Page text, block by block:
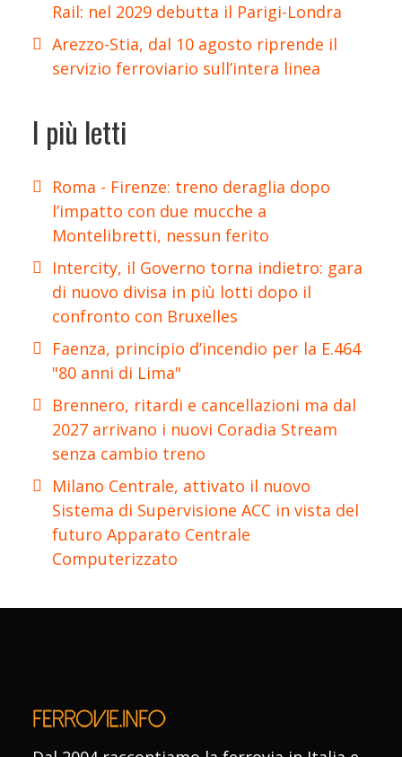
Rail: nel 2029 debutta il Parigi-Londra
Arezzo-Stia, dal 10 agosto riprende il
servizio ferroviario sull’intera linea
I più letti
Roma - Firenze: treno deraglia dopo
l’impatto con due mucche a
Montelibretti, nessun ferito
Intercity, il Governo torna indietro: gara
di nuovo divisa in più lotti dopo il
confronto con Bruxelles
Faenza, principio d’incendio per la E.464
"80 anni di Lima"
Brennero, ritardi e cancellazioni ma dal
2027 arrivano i nuovi Coradia Stream
senza cambio treno
Milano Centrale, attivato il nuovo
Sistema di Supervisione ACC in vista del
futuro Apparato Centrale
Computerizzato